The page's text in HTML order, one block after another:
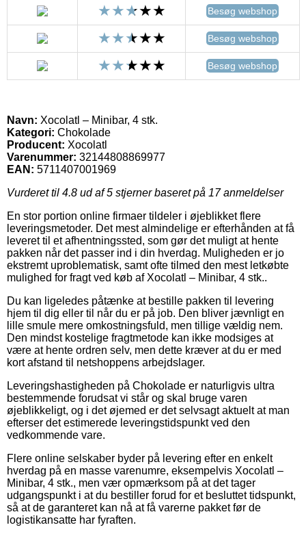
Besøg webshop
Besøg webshop
Besøg webshop
Navn: Xocolatl – Minibar, 4 stk.
Kategori: Chokolade
Producent: Xocolatl
Varenummer: 32144808869977
EAN: 5711407001969
Vurderet til 4.8 ud af 5 stjerner baseret på 17anmeldelser
En stor portion online firmaer tildeler i øjeblikket flere
leveringsmetoder. Det mest almindelige er efterhånden at få
leveret til et afhentningssted, som gør det muligt at hente
pakken når det passer ind i din hverdag. Muligheden er jo
ekstremt uproblematisk, samt ofte tilmed den mest letkøbte
mulighed for fragt ved køb af Xocolatl – Minibar, 4 stk..
Du kan ligeledes påtænke at bestille pakken til levering
hjem til dig eller til når du er på job. Den bliver jævnligt en
lille smule mere omkostningsfuld, men tillige vældig nem.
Den mindst kostelige fragtmetode kan ikke modsiges at
være at hente ordren selv, men dette kræver at du er med
kort afstand til netshoppens arbejdslager.
Leveringshastigheden på Chokolade er naturligvis ultra
bestemmende forudsat vi står og skal bruge varen
øjeblikkeligt, og i det øjemed er det selvsagt aktuelt at man
efterser det estimerede leveringstidspunkt ved den
vedkommende vare.
Flere online selskaber byder på levering efter en enkelt
hverdag på en masse varenumre, eksempelvis Xocolatl –
Minibar, 4 stk., men vær opmærksom på at det tager
udgangspunkt i at du bestiller forud for et besluttet tidspunkt,
så at de garanteret kan nå at få varerne pakket før de
logistikansatte har fyraften.